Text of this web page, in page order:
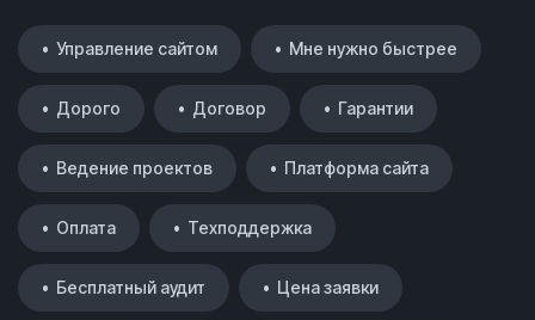
• Управление сайтом • Мне нужно быстрее
• Дорого • Договор • Гарантии
• Ведение проектов • Платформа сайта
• Оплата • Техподдержка
• Бесплатный аудит • Цена заявки